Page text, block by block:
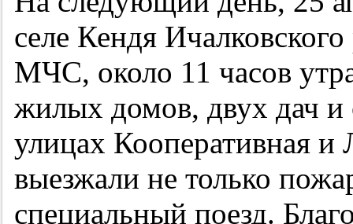
селе Кендя
МЧС, около 11 часов
жилых домов, двух дач и
улицах Кооперативная
выезжали не только
специальный поезд.